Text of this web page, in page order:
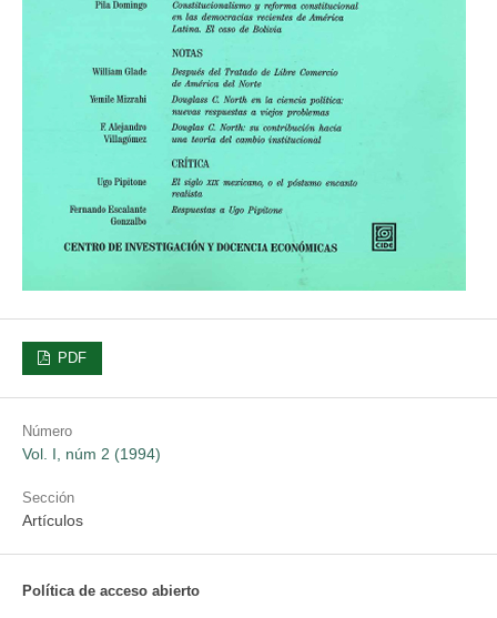
PDF
Número
Vol. I, núm 2 (1994)
Sección
Artículos
Política de acceso abierto